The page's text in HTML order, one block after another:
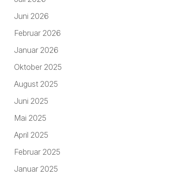
Juni 2026
Februar 2026
Januar 2026
Oktober 2025
August 2025
Juni 2025
Mai 2025
April 2025
Februar 2025
Januar 2025